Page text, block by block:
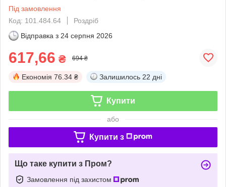
Під замовлення
Код: 101.484.64
Роздріб
Відправка з 24 серпня 2026
617,66 ₴ 694 ₴
Економія 76.34 ₴ Залишилось 22 дні
Купити
або
Купити з
Що таке купити з Пром?
Замовлення під захистом